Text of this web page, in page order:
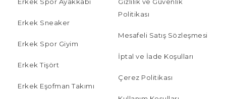
Erkek Sneaker
Erkek Spor Giyim
Erkek Tişört
Erkek Eşofman Takımı
Politikası
Mesafeli Satış Sözleşmesi
İptal ve İade Koşulları
Çerez Politikası